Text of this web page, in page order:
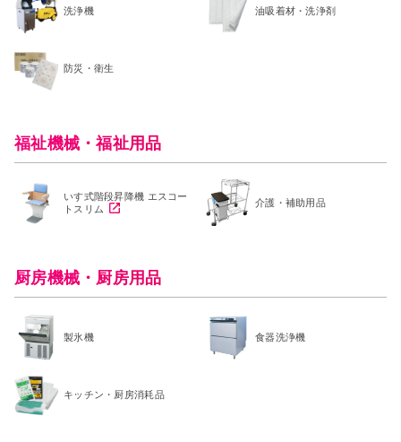
洗浄機 油吸着材・洗浄剤
防災・衛生
福祉機械・福祉用品
いす式階段昇降機 エスコー
トスリム
介護・補助用品
厨房機械・厨房用品
製氷機 食器洗浄機
キッチン・厨房消耗品